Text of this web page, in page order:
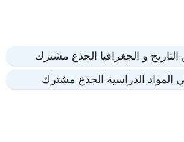
و الجغرافيا الجذع مشترك
المواد الدراسية الجذع مشترك